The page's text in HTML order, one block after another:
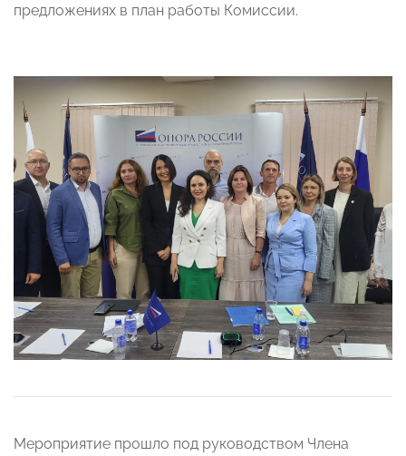
предложениях в план работы Комиссии.
Мероприятие прошло под руководством Члена